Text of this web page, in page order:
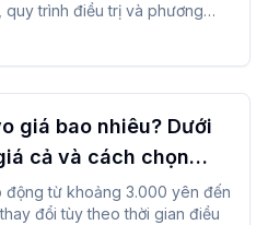
trình điều trị và phương
bình tĩnh và sử dụng nó ngay
giá bao nhiêu? Dưới
cả và cách chọn
từ khoảng 3.000 yên đến
đổi tùy theo thời gian điều